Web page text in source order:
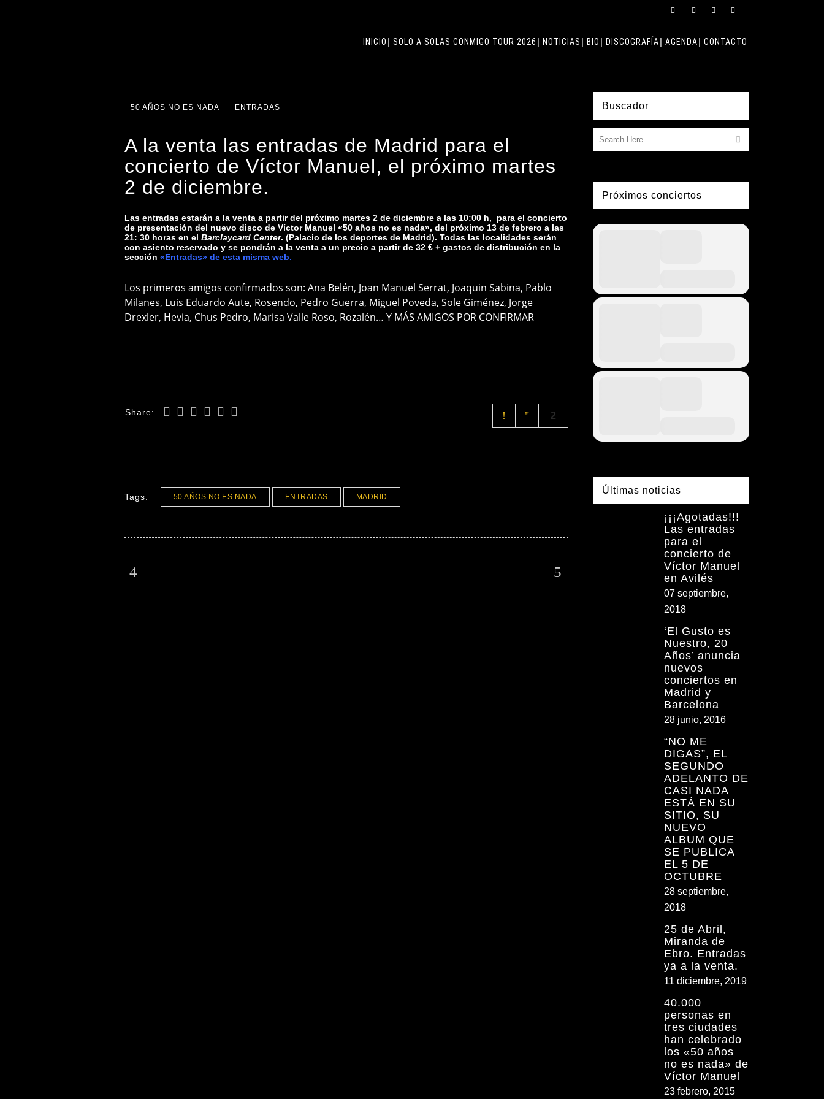
INICIO SOLO A SOLAS CONMIGO TOUR 2026 NOTICIAS BIO DISCOGRAFÍA AGENDA CONTACTO
50 AÑOS NO ES NADA ENTRADAS
A la venta las entradas de Madrid para el
concierto de Víctor Manuel, el próximo martes
2 de diciembre.
Las entradas estarán a la venta a partir del próximo martes 2 de diciembre a las 10:00 h, para el concierto
de presentación del nuevo disco de Víctor Manuel «50 años no es nada», del próximo 13 de febrero a las
21: 30 horas en el Barclaycard Center. (Palacio de los deportes de Madrid). Todas las localidades serán
con asiento reservado y se pondrán a la venta a un precio a partir de 32 € + gastos de distribución en la
sección «Entradas» de esta misma web.
Los primeros amigos confirmados son: Ana Belén, Joan Manuel Serrat, Joaquin Sabina, Pablo
Milanes, Luis Eduardo Aute, Rosendo, Pedro Guerra, Miguel Poveda, Sole Giménez, Jorge
Drexler, Hevia, Chus Pedro, Marisa Valle Roso, Rozalén… Y MÁS AMIGOS POR CONFIRMAR
Share: 2
Tags: 50 AÑOS NO ES NADA ENTRADAS MADRID
Buscador
Próximos conciertos
Últimas noticias
¡¡¡Agotadas!!!
Las entradas
para el
concierto de
Víctor Manuel
en Avilés
07 septiembre,
2018
‘El Gusto es
Nuestro, 20
Años’ anuncia
nuevos
conciertos en
Madrid y
Barcelona
28 junio, 2016
“NO ME
DIGAS”, EL
SEGUNDO
ADELANTO DE
CASI NADA
ESTÁ EN SU
SITIO, SU
NUEVO
ALBUM QUE
SE PUBLICA
EL 5 DE
OCTUBRE
28 septiembre,
2018
25 de Abril,
Miranda de
Ebro. Entradas
ya a la venta.
11 diciembre, 2019
40.000
personas en
tres ciudades
han celebrado
los «50 años
no es nada» de
Víctor Manuel
23 febrero, 2015